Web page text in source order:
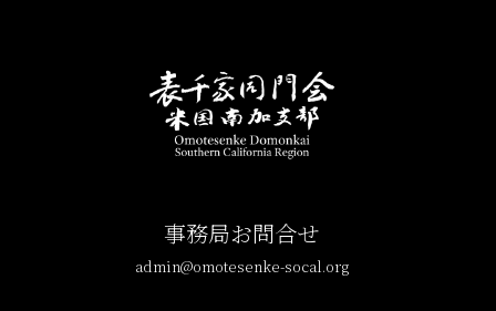
事務局お問合せ
admin@omotesenke-socal.org